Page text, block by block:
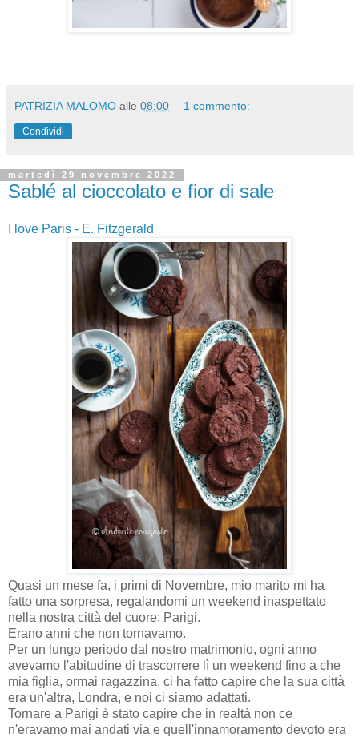
PATRIZIA MALOMO alle 08:00 1 commento:
Condividi
martedì 29 novembre 2022
Sablé al cioccolato e fior di sale
I love Paris - E. Fitzgerald
Quasi un mese fa, i primi di Novembre, mio marito mi ha
fatto una sorpresa, regalandomi un weekend inaspettato
nella nostra città del cuore: Parigi.
Erano anni che non tornavamo.
Per un lungo periodo dal nostro matrimonio, ogni anno
avevamo l'abitudine di trascorrere lì un weekend fino a che
mia figlia, ormai ragazzina, ci ha fatto capire che la sua città
era un'altra, Londra, e noi ci siamo adattati.
Tornare a Parigi è stato capire che in realtà non ce
n'eravamo mai andati via e quell'innamoramento devoto era